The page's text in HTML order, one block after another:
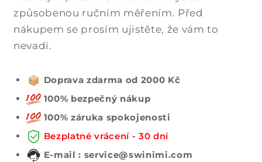
způsobenou ručním měřením. Před
nákupem se prosím ujistěte, že vám to
nevadí.
Doprava zdarma od 2000 Kč
100% bezpečný nákup
100% záruka spokojenosti
Bezplatné vrácení - 30 dní
E-mail : service@swinimi.com